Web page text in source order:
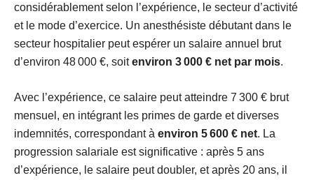
considérablement selon l’expérience, le secteur d’activité
et le mode d’exercice. Un anesthésiste débutant dans le
secteur hospitalier peut espérer un salaire annuel brut
d’environ 48 000 €, soitenviron 3 000 € net par mois.
Avec l’expérience, ce salaire peut atteindre 7 300 € brut
mensuel, en intégrant les primes de garde et diverses
indemnités, correspondant à environ 5 600 € net. La
progression salariale est significative : après 5 ans
d’expérience, le salaire peut doubler, et après 20 ans, il